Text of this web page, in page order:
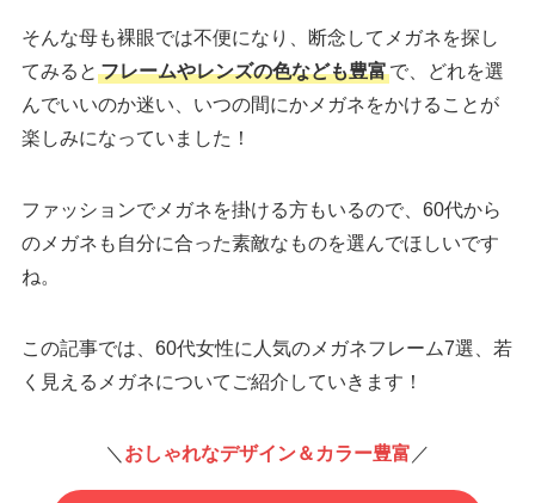
そんな母も裸眼では不便になり、断念してメガネを探し
てみると フレームやレンズの色なども豊富で、どれを選
んでいいのか迷い、いつの間にかメガネをかけることが
楽しみになっていました！
ファッションでメガネを掛ける方もいるので、60代から
のメガネも自分に合った素敵なものを選んでほしいです
ね。
この記事では、60代女性に人気のメガネフレーム7選、若
く見えるメガネについてご紹介していきます！
＼ おしゃれなデザイン＆カラー豊富 ／